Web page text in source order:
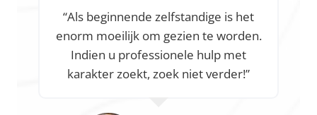
“Dankzij de snelle en vlotte
samenwerking was onze webshop al
online, nog voor onze fietsenwinkel af
was. Een vlotte online start en heel
waar een startup van droomt.”